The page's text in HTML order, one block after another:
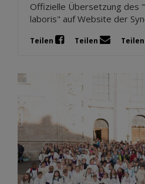
Offizielle Übersetzung des
laboris" auf Website der
Teilen Teilen Teilen